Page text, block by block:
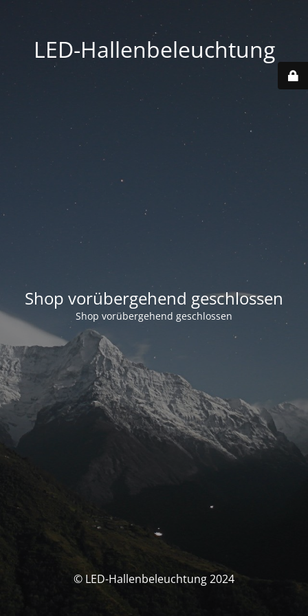
LED-Hallenbeleuchtung
Shop vorübergehend geschlossen
Shop vorübergehend geschlossen
© LED-Hallenbeleuchtung 2024